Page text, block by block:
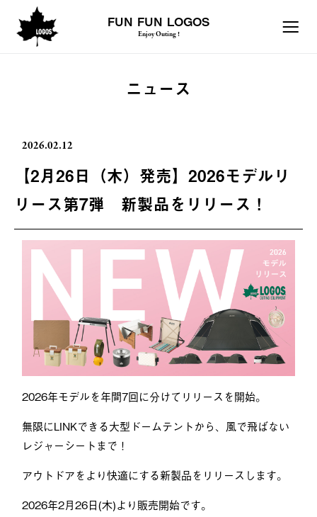
FUN FUN LOGOS
Enjoy Outing !
ニュース
2026.02.12
【2月26日（木）発売】2026モデルリ
リース第7弾 新製品をリリース！
2026年モデルを年間7回に分けてリリースを開始。
無限にLINKできる大型ドームテントから、風で飛ばない
レジャーシートまで！
アウトドアをより快適にする新製品をリリースします。
2026年2月26日(木)より販売開始です。